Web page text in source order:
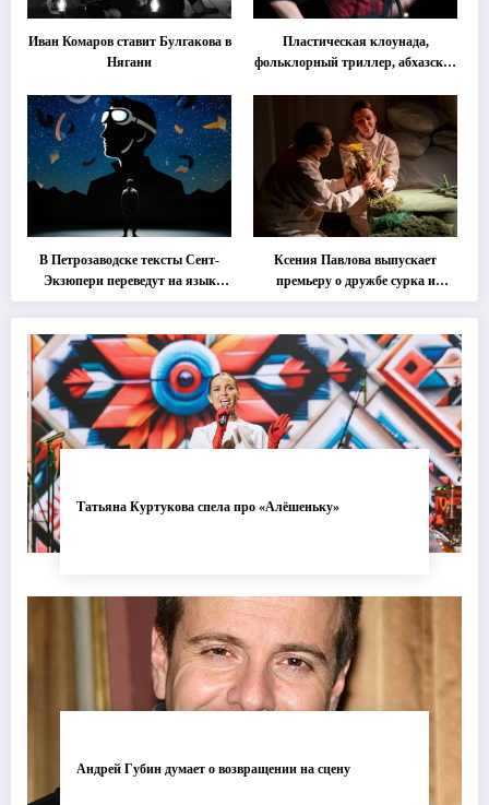
Иван Комаров ставит Булгакова в
Нягани
Пластическая клоунада,
фольклорный триллер, абхазская
втором этапе фестиваля
«Монокль»
В Петрозаводске тексты Сент-
Экзюпери переведут на язык
современной хореографии
Ксения Павлова выпускает
премьеру о дружбе сурка и
одуванчика
Татьяна Куртукова спела про «Алёшеньку»
Андрей Губин думает о возвращении на сцену